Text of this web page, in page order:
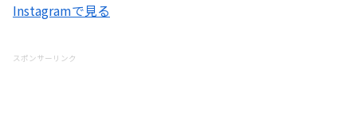
Instagramで見る
スポンサーリンク